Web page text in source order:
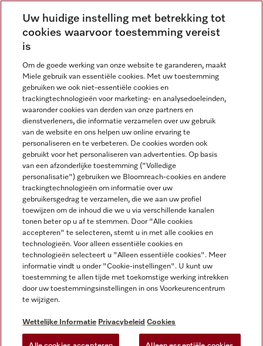
Contact contact@miele-support.be
Taal
NEDERLANDS
Wettelijke Informatie
Algemene voorwaarden
Privacybeleid
Gebruiksvoorwaarden
Toegankelijkheidsverklaring
Digital Services Act
Miele op Facebook
Miele op Youtube
Miele op Instagram
Miele op Pinterest
Uw huidige instelling met betrekking tot
cookies waarvoor toestemming vereist
is
Om de goede werking van onze website te garanderen, maakt
Miele gebruik van essentiële cookies. Met uw toestemming
gebruiken we ook niet-essentiële cookies en
trackingtechnologieën voor marketing- en analysedoeleinden,
waaronder cookies van derden van onze partners en
dienstverleners, die informatie verzamelen over uw gebruik
van de website en ons helpen uw online ervaring te
personaliseren en te verbeteren. De cookies worden ook
gebruikt voor het personaliseren van advertenties. Op basis
van een afzonderlijke toestemming ("Volledige
personalisatie") gebruiken we Bloomreach-cookies en andere
trackingtechnologieën om informatie over uw
gebruikersgedrag te verzamelen, die we aan uw profiel
toewijzen om de inhoud die we u via verschillende kanalen
tonen beter op u af te stemmen. Door "Alle cookies
accepteren" te selecteren, stemt u in met alle cookies en
technologieën. Voor alleen essentiële cookies en
technologieën selecteert u "Alleen essentiële cookies". Meer
informatie vindt u onder "Cookie-instellingen". U kunt uw
toestemming te allen tijde met toekomstige werking intrekken
door uw toestemmingsinstellingen in ons Voorkeurencentrum
te wijzigen.
Wettelijke Informatie Privacybeleid Cookies